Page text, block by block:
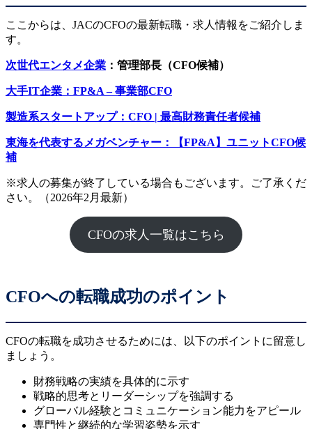
ここからは、JACのCFOの最新転職・求人情報をご紹介しま
す。
次世代エンタメ企業 ：管理部長（CFO候補）
大手IT企業：FP&A – 事業部CFO
製造系スタートアップ：CFO | 最高財務責任者候補
東海を代表するメガベンチャー：【FP&A】ユニットCFO候
補
※求人の募集が終了している場合もございます。ご了承くだ
さい。（2026年2月最新）
CFOの求人一覧はこちら
CFOへの転職成功のポイント
CFOの転職を成功させるためには、以下のポイントに留意し
ましょう。
財務戦略の実績を具体的に示す
戦略的思考とリーダーシップを強調する
グローバル経験とコミュニケーション能力をアピール
専門性と継続的な学習姿勢を示す